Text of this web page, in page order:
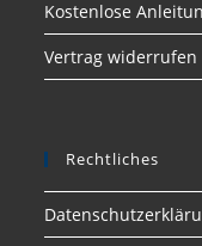
Kostenlose
Vertrag widerrufen
Rechtliches